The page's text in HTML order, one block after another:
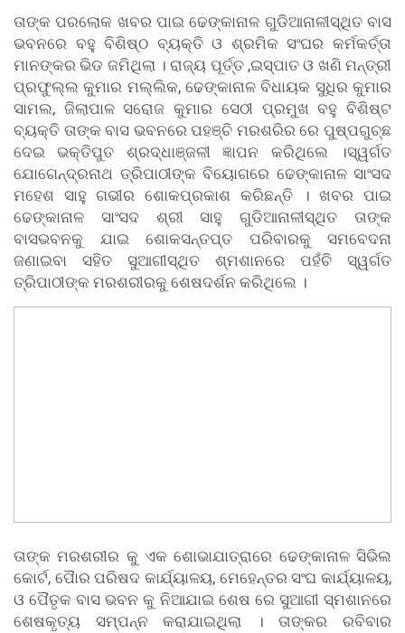
ତାଙ୍କ ପରଲୋକ ଖବର ପାଇ ଢେଙ୍କାନାଳ ଗୁଡିଆନାଳୀସ୍ଥିତ ବାସ
ଭବନରେ ବହୁ ବିଶିଷ୍ଠ ବ୍ୟକ୍ତି ଓ ଶ୍ରମିକ ସଂଘର କର୍ମକର୍ତ୍ତା
ମାନଙ୍କର ଭିଡ ଜମିଥିଲା । ରାଜ୍ୟ ପୂର୍ତ୍ତ ,ଇସ୍ପାତ ଓ ଖଣି ମନ୍ତ୍ରୀ
ପ୍ରଫୁଲ୍ଲ କୁମାର ମଲ୍ଲିକ, ଢେଙ୍କାନାଳ ବିଧାୟକ ସୁଧିର କୁମାର
ସାମଲ, ଜିଲାପାଳ ସରୋଜ କୁମାର ସେଠୀ ପ୍ରମୁଖ ବହୁ ବିଶିଷ୍ଟ
ବ୍ୟକ୍ତି ତାଙ୍କ ବାସ ଭବନରେ ପହଞ୍ଚି ମରଶରିର ରେ ପୁଷ୍ପଗୁଚ୍ଛ
ଦେଇ ଭକ୍ତିପୁତ ଶ୍ରଦ୍ଧାଞ୍ଜଳୀ ଜ୍ଞାପନ କରିଥିଲେ ।ସ୍ୱର୍ଗତ
ଯୋଗେନ୍ଦ୍ରନାଥ ତ୍ରିପାଠୀଙ୍କ ବିୟୋଗରେ ଢେଙ୍କାନାଳ ସାଂସଦ
ମହେଶ ସାହୁ ଗଭୀର ଶୋକପ୍ରକାଶ କରିଛନ୍ତି । ଖବର ପାଇ
ଢେଙ୍କାନାଳ ସାଂସଦ ଶ୍ରୀ ସାହୁ ଗୁଡିଆନାଳୀସ୍ଥିତ ତାଙ୍କ
ବାସଭବନକୁ ଯାଇ ଶୋକସନ୍ତପ୍ତ ପରିବାରକୁ ସମବେଦନା
ଜଣାଇବା ସହିତ ସୁଆଗୀସ୍ଥିତ ଶ୍ମଶାନରେ ପହଁଚି ସ୍ୱର୍ଗତ
ତ୍ରିପାଠୀଙ୍କ ମରଶରୀରକୁ ଶେଷଦର୍ଶନ କରିଥିଲେ ।
ତାଙ୍କ ମରଶରୀର କୁ ଏକ ଶୋଭାଯାତ୍ରାରେ ଢେଙ୍କାନାଳ ସିଭିଲ
କୋର୍ଟ, ପୈାର ପରିଷଦ କାର୍ଯ୍ୟାଳୟ, ମେହେନ୍ତର ସଂଘ କାର୍ଯ୍ୟାଳୟ,
ଓ ପୈତୃକ ବାସ ଭବନ କୁ ନିଆଯାଇ ଶେଷ ରେ ସୁଆଗୀ ସ୍ମଶାନରେ
ଶେଷକୃତ୍ୟ ସମ୍ପନ୍ନ କରାଯାଇଥିଲା । ତାଙ୍କର ରବିବାର